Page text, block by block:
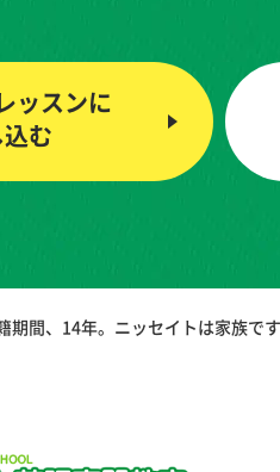
ッスンに
む
期間、14年。ニッセイトは家族で